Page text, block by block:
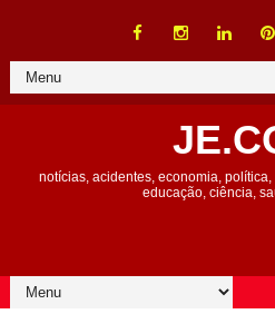
notícias, acidentes, economia,
educação, ciência,